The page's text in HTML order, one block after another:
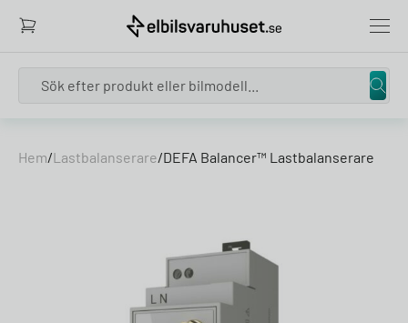
Hem/Lastbalanserare/DEFA Balancer™ Lastbalanserare